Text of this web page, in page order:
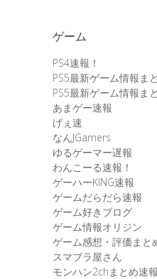
ゲーム
PS4速報！
PS5最新ゲーム情報ま
PS5最新ゲーム情報ま
あまゲー速報
げぇ速
なんJGamers
ゆるゲーマー遅報
わんこーる速報！
ゲーハーKING速報
ゲームだらだら速報
ゲーム好きブログ
ゲーム情報オリジン
ゲーム感想・評価まと
スマブラ屋さん
モンハン2chまとめ速報